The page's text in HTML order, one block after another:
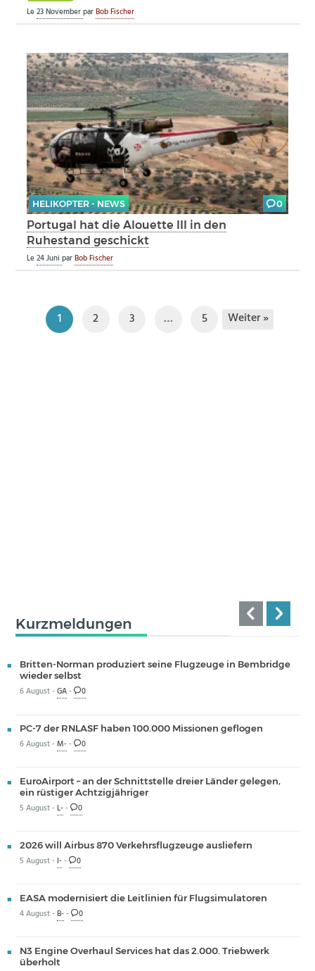
Le23 NovemberparBob Fischer
HELIKOPTER - NEWS 0
Portugal hat die Alouette III in den
Ruhestand geschickt
Le24 JuniparBob Fischer
1 2 3 … 5 Weiter »
Kurzmeldungen
Britten-Norman produziert seine Flugzeuge in Bembridge
wieder selbst
6 August -GA- 0
PC-7 der RNLASF haben 100.000 Missionen geflogen
6 August -M-- 0
EuroAirport – an der Schnittstelle dreier Länder gelegen,
ein rüstiger Achtzigjähriger
5 August -L-- 0
2026 will Airbus 870 Verkehrsflugzeuge ausliefern
5 August - I-- 0
EASA modernisiert die Leitlinien für Flugsimulatoren
4 August -B-- 0
N3 Engine Overhaul Services hat das 2.000. Triebwerk
überholt